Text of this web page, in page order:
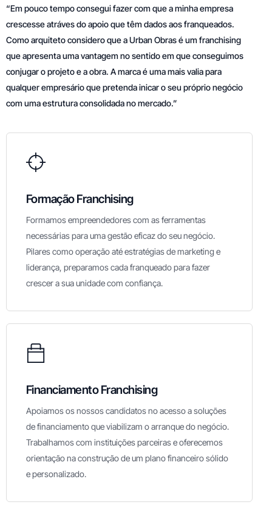
“Em pouco tempo consegui fazer com que a minha empresa
crescesse atráves do apoio que têm dados aos franqueados.
Como arquiteto considero que a Urban Obras é um franchising
que apresenta uma vantagem no sentido em que conseguimos
conjugar o projeto e a obra. A marca é uma mais valia para
qualquer empresário que pretenda inicar o seu próprio negócio
com uma estrutura consolidada no mercado.”
Formação Franchising
Formamos empreendedores com as ferramentas
necessárias para uma gestão eficaz do seu negócio.
Pilares como operação até estratégias de marketing e
liderança, preparamos cada franqueado para fazer
crescer a sua unidade com confiança.
Financiamento Franchising
Apoiamos os nossos candidatos no acesso a soluções
de financiamento que viabilizam o arranque do negócio.
Trabalhamos com instituições parceiras e oferecemos
orientação na construção de um plano financeiro sólido
e personalizado.